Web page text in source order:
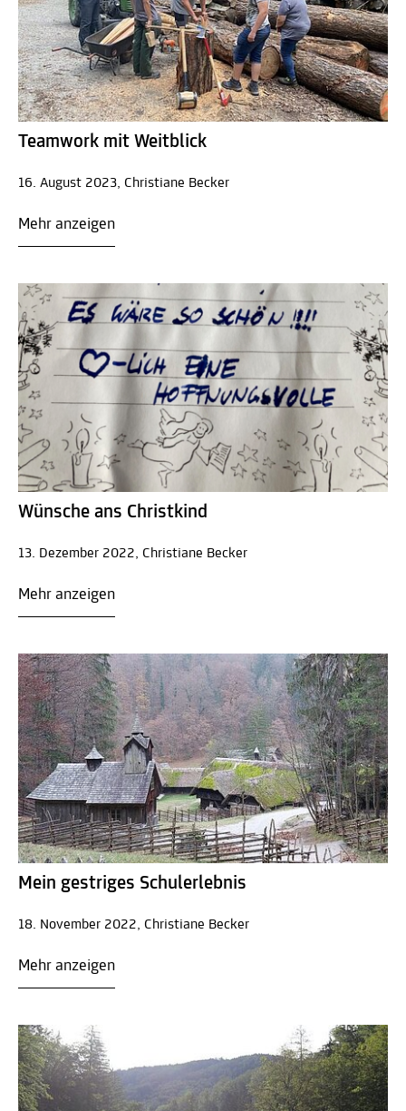
Teamwork mit Weitblick
16. August 2023, Christiane Becker
Mehr anzeigen
Wünsche ans Christkind
13. Dezember 2022, Christiane Becker
Mehr anzeigen
Mein gestriges Schulerlebnis
18. November 2022, Christiane Becker
Mehr anzeigen